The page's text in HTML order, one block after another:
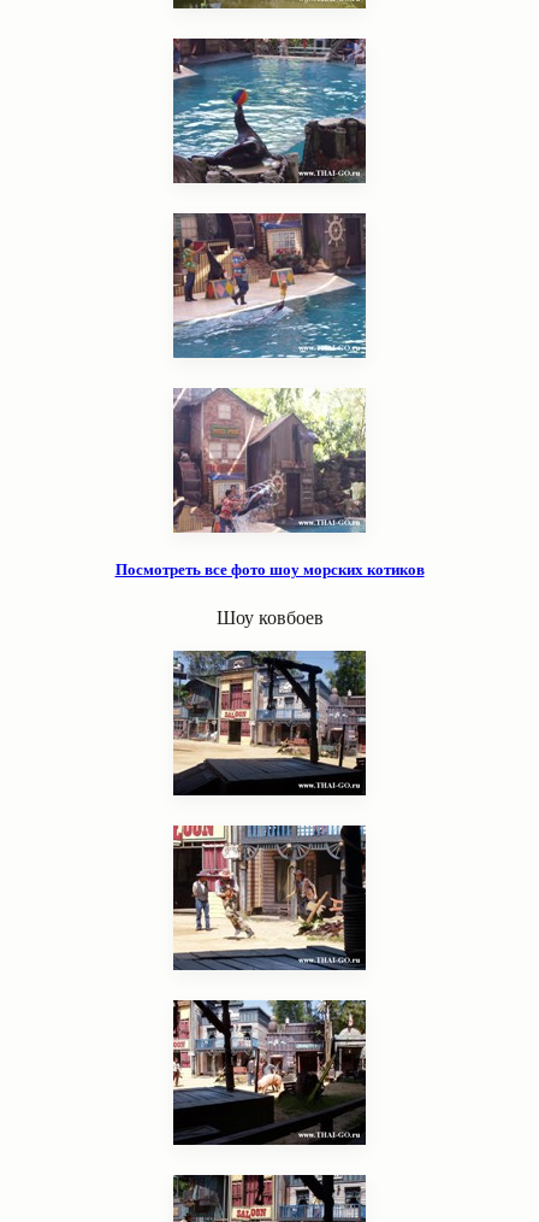
Посмотреть все фото шоу морских котиков
Шоу ковбоев